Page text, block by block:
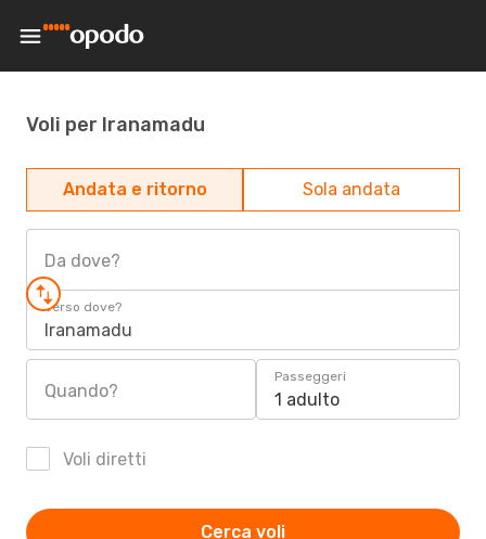
Voli per Iranamadu
Andata e ritorno Sola andata
Da dove?
Verso dove?
Iranamadu
Quando?
Passeggeri
1 adulto
Voli diretti
Cerca voli